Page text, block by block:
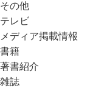
その他
テレビ
メディア掲載情報
書籍
著書紹介
雑誌